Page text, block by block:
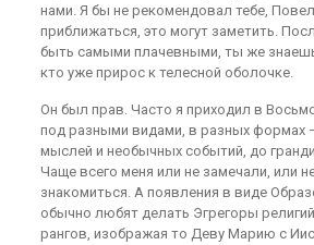
нами. Я бы не рекомендовал тебе,
приближаться, это могут заметить.
быть самыми плачевными, ты же
кто уже прирос к телесной оболочке.
Он был прав. Часто я приходил в
под разными видами, в разных формах
мыслей и необычных событий, до
Чаще всего меня или не замечали, или
знакомиться. А появления в виде
обычно любят делать Эгрегоры
рангов, изображая то Деву Марию с